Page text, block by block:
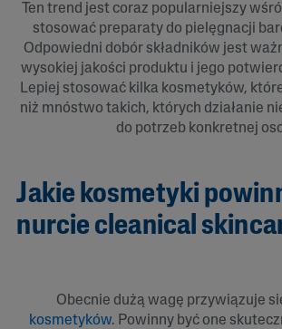
Ten trend jest coraz popularniejszy
stosować preparaty do pielęgnacji
Odpowiedni dobór składników jest
wysokiej jakości produktu i jego
Lepiej stosować kilka kosmetyków,
niż mnóstwo takich, których działanie
do potrzeb konkretnej
Jakie kosmetyki
nurcie cleanical
Obecnie dużą wagę przywiązuje
kosmetyków. Powinny być one